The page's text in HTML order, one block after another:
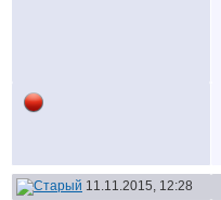
11.11.2015, 12:28